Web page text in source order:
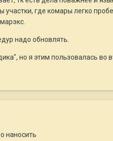
где комары легко
надо обновлять.
но я этим пользовалась во
наносить